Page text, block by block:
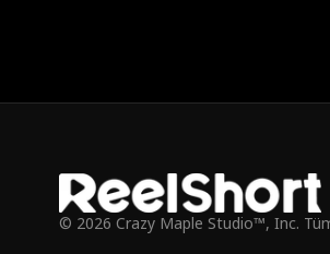
© 2026 Crazy Maple Studio™, Inc. Tüm